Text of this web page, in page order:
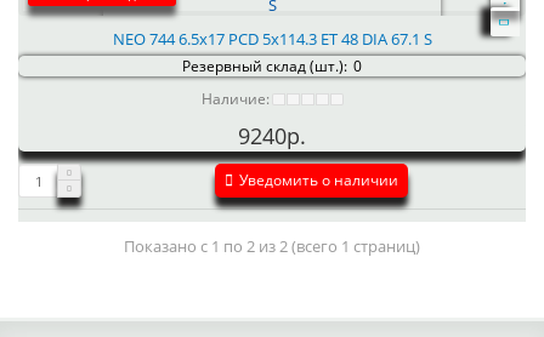
NEO 744 6.5x17 PCD 5x114.3 ET 48 DIA 67.1 S
Резервный склад (шт.): 0
Наличие:
9240р.
Уведомить о наличии
Показано с 1 по 2 из 2 (всего 1 страниц)